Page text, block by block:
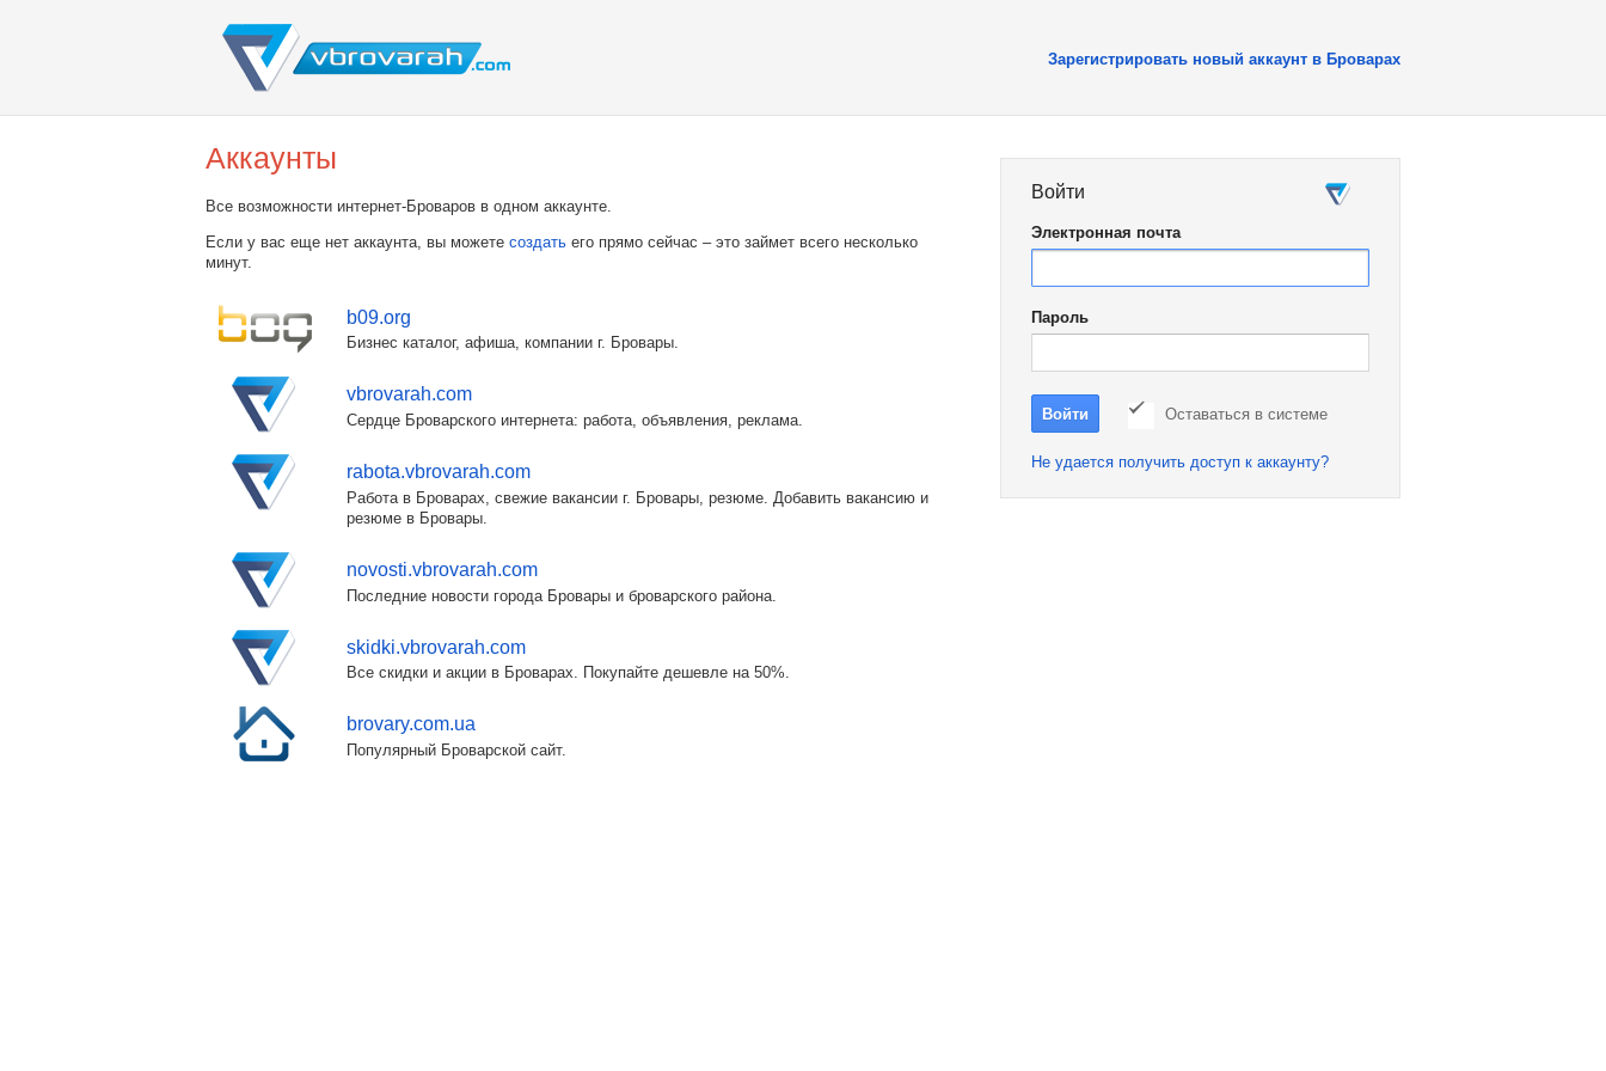
Зарегистрировать новый аккаунт в Броварах
Войти
Электронная почта
Пароль
Оставаться в системе
Не удается получить доступ к аккаунту?
Аккаунты
Все возможности интернет-Броваров в одном аккаунте.
Если у вас еще нет аккаунта, вы можете создать его прямо сейчас – это займет всего несколько
минут.
b09.org
Бизнес каталог, афиша, компании г. Бровары.
vbrovarah.com
Сердце Броварского интернета: работа, объявления, реклама.
rabota.vbrovarah.com
Работа в Броварах, свежие вакансии г. Бровары, резюме. Добавить вакансию и
резюме в Бровары.
novosti.vbrovarah.com
Последние новости города Бровары и броварского района.
skidki.vbrovarah.com
Все скидки и акции в Броварах. Покупайте дешевле на 50%.
brovary.com.ua
Популярный Броварской сайт.